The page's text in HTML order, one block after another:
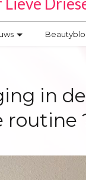
in
routine